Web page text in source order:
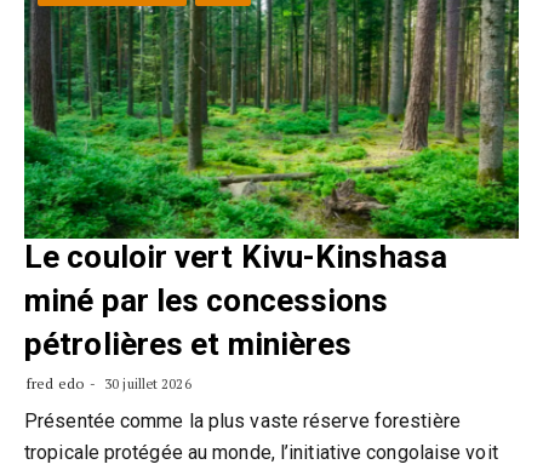
Le couloir vert Kivu-Kinshasa
miné par les concessions
pétrolières et minières
fred edo 30 juillet 2026
Présentée comme la plus vaste réserve forestière
tropicale protégée au monde, l’initiative congolaise voit